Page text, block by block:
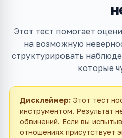
Этот тест помогает
на возможную
структурировать
которые
Дисклеймер:Этот тест
инструментом. Результат
обвинений. Если вы
отношениях присутствует